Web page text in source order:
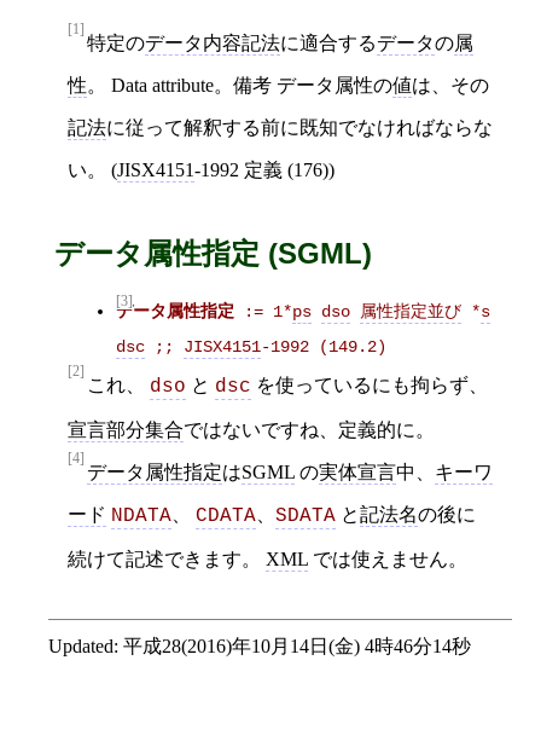
[1]
特定のデータ内容記法に適合するデータの属
性。 Data attribute。備考 データ属性の値は、その
記法に従って解釈する前に既知でなければならな
い。 (JISX4151‐1992 定義 (176))
データ属性指定 (SGML)
[3]
データ属性指定 := 1*ps dso 属性指定並び *s
dsc ;; JISX4151‐1992 (149.2)
[2]
これ、 dso と dsc を使っているにも拘らず、
宣言部分集合ではないですね、定義的に。
[4]
データ属性指定はSGML の実体宣言中、 キーワ
ード NDATA CDATA SDATA と記法名の後に
続けて記述できます。 XML では使えません。
Updated: 平成28(2016)年10月14日(金) 4時46分14秒